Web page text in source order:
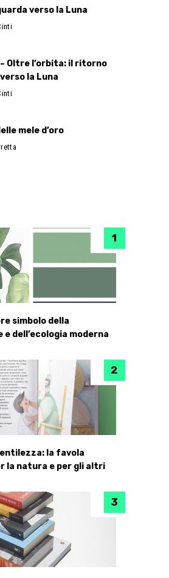
verso la Luna
Oltre l’orbita: il ritorno
la Luna
mele d’oro
simbolo della
dell’ecologia moderna
la favola
la natura e per gli altri